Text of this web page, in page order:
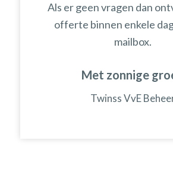
Als er geen vragen dan
offerte binnen enkele
mailbox.
Met zonnige
Twinss VvE